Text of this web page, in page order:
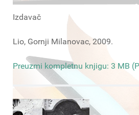
Izdavač
Lio, Gornji Milanovac, 2009.
Preuzmi kompletnu knjigu: 3 MB